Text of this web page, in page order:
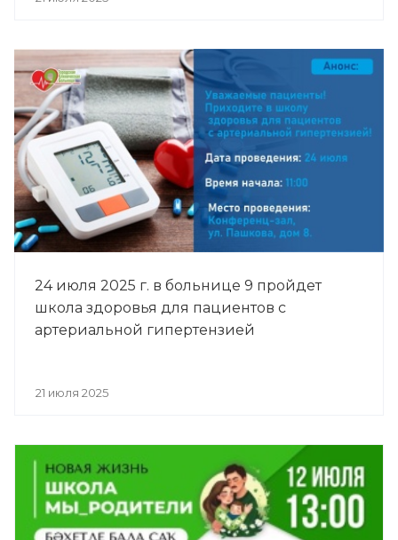
24 июля 2025 г. в больнице 9 пройдет
школа здоровья для пациентов с
артериальной гипертензией
21 июля 2025